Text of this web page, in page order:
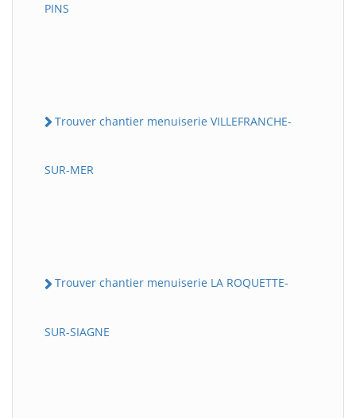
PINS
Trouver chantier menuiserie VILLEFRANCHE-
SUR-MER
Trouver chantier menuiserie LA ROQUETTE-
SUR-SIAGNE